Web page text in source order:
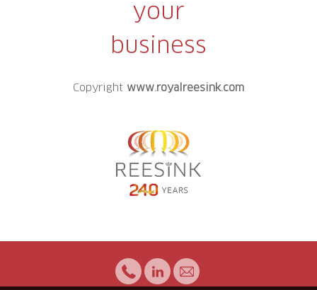
your
business
Copyright www.royalreesink.com